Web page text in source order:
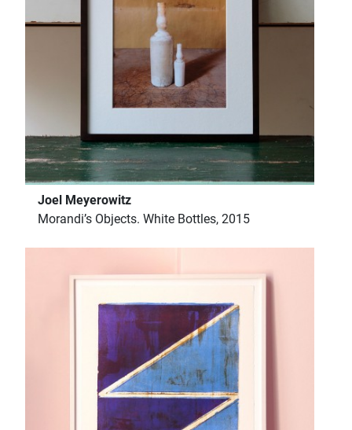
Joel Meyerowitz
Morandi’s Objects. White Bottles, 2015